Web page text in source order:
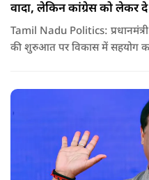
वादा, लेकिन कांग्रेस को लेकर दे
Tamil Nadu Politics: प्रधानमंत्री
की शुरुआत पर विकास में सहयोग